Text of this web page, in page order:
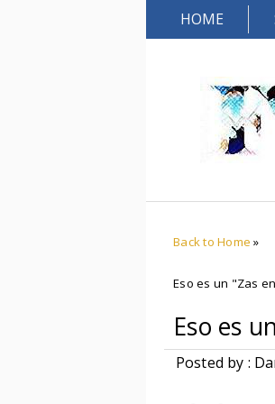
HOME
Back to Home »
Eso es un "Zas
Eso es
Posted by :